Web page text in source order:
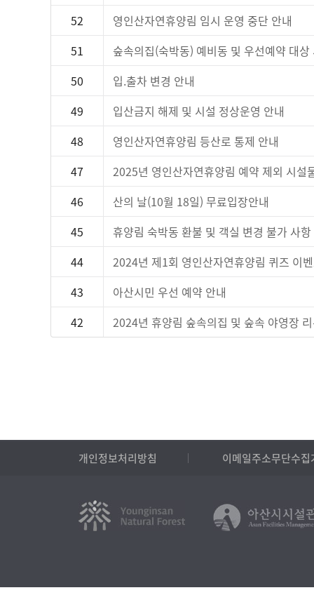
52
영인산자연휴양림 임시 운영 중단 안내
51
숲속의집(숙박동) 예비동 및 우선예약 대상
50
입.출차 변경 안내
49
입산금지 해제 및 시설 정상운영 안내
48
영인산자연휴양림 등산로 통제 안내
47
2025년 영인산자연휴양림 예약 제외 시설
46
산의 날(10월 18일) 무료입장안내
45
휴양림 숙박동 환불 및 객실 변경 불가 사
44
2024년 제1회 영인산자연휴양림 퀴즈 이
43
아산시민 우선 예약 안내
42
2024년 휴양림 숲속의집 및 숲속 야영장
개인정보처리방침 이메일주소무단수집